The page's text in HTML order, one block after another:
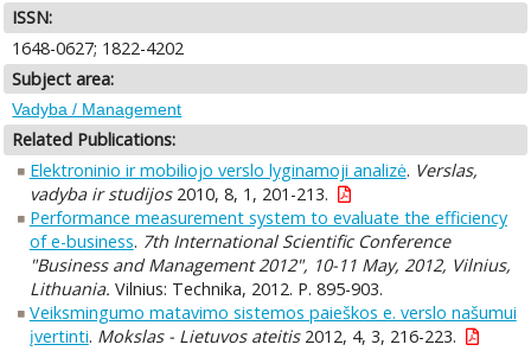
ISSN:
1648-0627; 1822-4202
Subject area:
Vadyba / Management
Related Publications:
Elektroninio ir mobiliojo verslo lyginamoji analizė. Verslas,
vadyba ir studijos2010, 8, 1, 201-213.
Performance measurement system to evaluate the efficiency
of e-business. 7th International Scientific Conference
"Business and Management 2012", 10-11 May, 2012, Vilnius,
Lithuania. Vilnius: Technika, 2012. P. 895-903.
Veiksmingumo matavimo sistemos paieškos e. verslo našumui
įvertinti. Mokslas - Lietuvos ateitis2012, 4, 3, 216-223.